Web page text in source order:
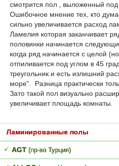
смотрится пол , выложенный под
Ошибочное мнение тех, кто
сильно увеличивается расход
Ламелия которая заканчивает
половинки начинается
когда ряд начинается с целой
отпиливается под углом в 45
треугольник и есть излишний
море". Разница практически
Зато такой пол визуально
увеличивает площадь комнаты.
Ламинированные полы
AGT (пр-во Турция)